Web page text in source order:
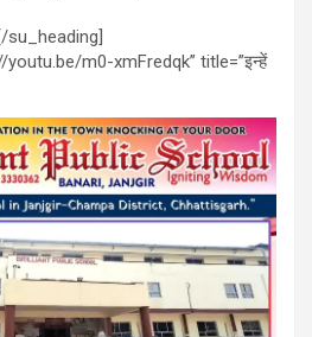
a
m
su_heading]
m0-xmFredqk” title=”इन्हें